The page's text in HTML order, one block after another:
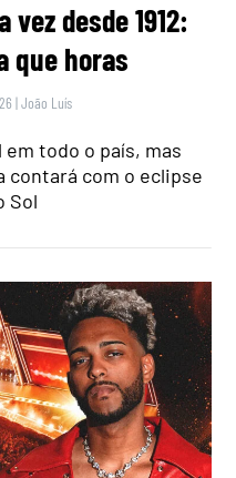
desde 1912:
que horas
|João Luís
todo o país, mas
contará com o eclipse
Sol